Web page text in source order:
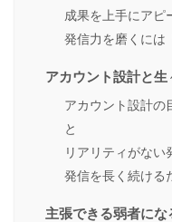
成果を上手にアピ
発信力を磨くには
アカウント設計と生
アカウント設計の
と
リアリティがない
発信を長く続ける
主張できる弱者にな